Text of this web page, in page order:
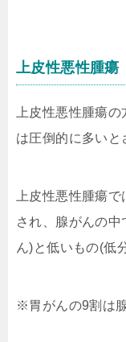
上皮性悪性腫瘍
上皮性悪性腫瘍
は圧倒的に多いと
上皮性悪性腫瘍
され、腺がんの
ん)と低いもの(低
※胃がんの9割は